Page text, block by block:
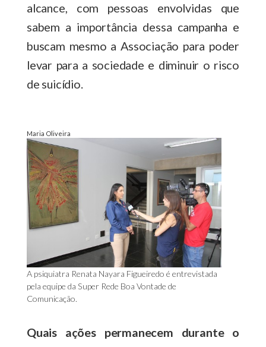
alcance, com pessoas envolvidas que
sabem a importância dessa campanha e
buscam mesmo a Associação para poder
levar para a sociedade e diminuir o risco
de suicídio.
Maria Oliveira
A psiquiatra Renata Nayara Figueiredo é entrevistada
pela equipe da Super Rede Boa Vontade de
Comunicação.
Quais ações permanecem durante o